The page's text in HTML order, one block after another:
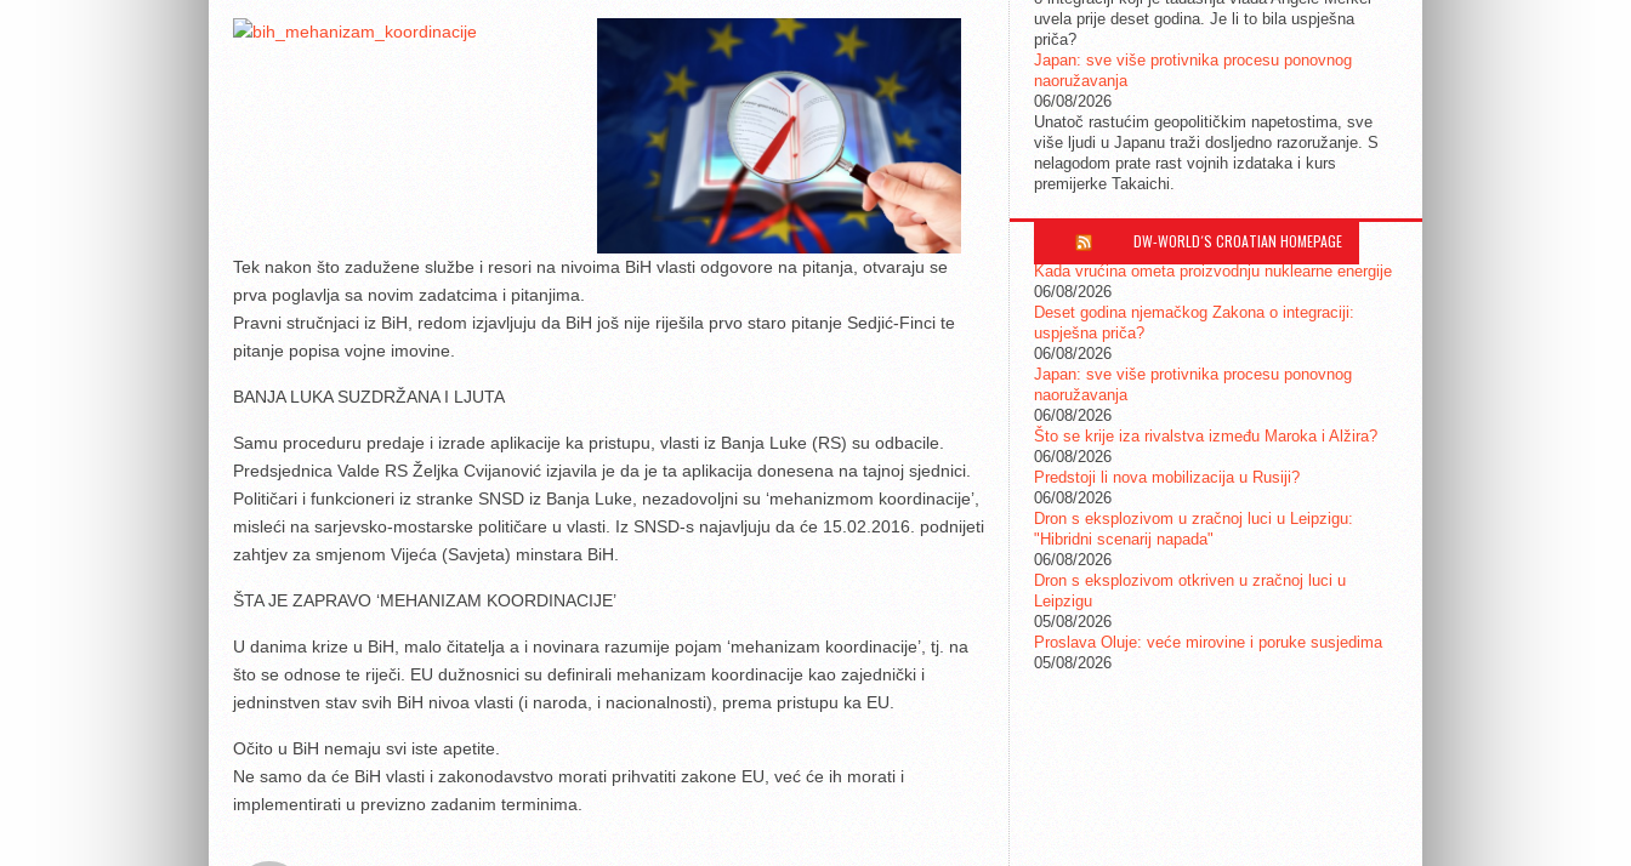
Tek nakon što zadužene službe i resori na nivoima BiH vlasti odgovore na pitanja, otvaraju se
prva poglavlja sa novim zadatcima i pitanjima.
Pravni stručnjaci iz BiH, redom izjavljuju da BiH još nije riješila prvo staro pitanje Sedjić-Finci te
pitanje popisa vojne imovine.
BANJA LUKA SUZDRŽANA I LJUTA
Samu proceduru predaje i izrade aplikacije ka pristupu, vlasti iz Banja Luke (RS) su odbacile.
Predsjednica Valde RS Željka Cvijanović izjavila je da je ta aplikacija donesena na tajnoj sjednici.
Političari i funkcioneri iz stranke SNSD iz Banja Luke, nezadovoljni su ‘mehanizmom koordinacije’,
misleći na sarjevsko-mostarske političare u vlasti. Iz SNSD-s najavljuju da će 15.02.2016. podnijeti
zahtjev za smjenom Vijeća (Savjeta) minstara BiH.
ŠTA JE ZAPRAVO ‘MEHANIZAM KOORDINACIJE’
U danima krize u BiH, malo čitatelja a i novinara razumije pojam ‘mehanizam koordinacije’, tj. na
što se odnose te riječi. EU dužnosnici su definirali mehanizam koordinacije kao zajednički i
jedninstven stav svih BiH nivoa vlasti (i naroda, i nacionalnosti), prema pristupu ka EU.
Očito u BiH nemaju svi iste apetite.
Ne samo da će BiH vlasti i zakonodavstvo morati prihvatiti zakone EU, već će ih morati i
implementirati u previzno zadanim terminima.
uvela prije deset godina. Je li to bila uspješna
priča?
Japan: sve više protivnika procesu ponovnog
naoružavanja
06/08/2026
Unatoč rastućim geopolitičkim napetostima, sve
više ljudi u Japanu traži dosljedno razoružanje. S
nelagodom prate rast vojnih izdataka i kurs
premijerke Takaichi.
DW-WORLD´S CROATIAN HOMEPAGE
Kada vrućina ometa proizvodnju nuklearne energije
06/08/2026
Deset godina njemačkog Zakona o integraciji:
uspješna priča?
06/08/2026
Japan: sve više protivnika procesu ponovnog
naoružavanja
06/08/2026
Što se krije iza rivalstva između Maroka i Alžira?
06/08/2026
Predstoji li nova mobilizacija u Rusiji?
06/08/2026
Dron s eksplozivom u zračnoj luci u Leipzigu:
"Hibridni scenarij napada"
06/08/2026
Dron s eksplozivom otkriven u zračnoj luci u
Leipzigu
05/08/2026
Proslava Oluje: veće mirovine i poruke susjedima
05/08/2026